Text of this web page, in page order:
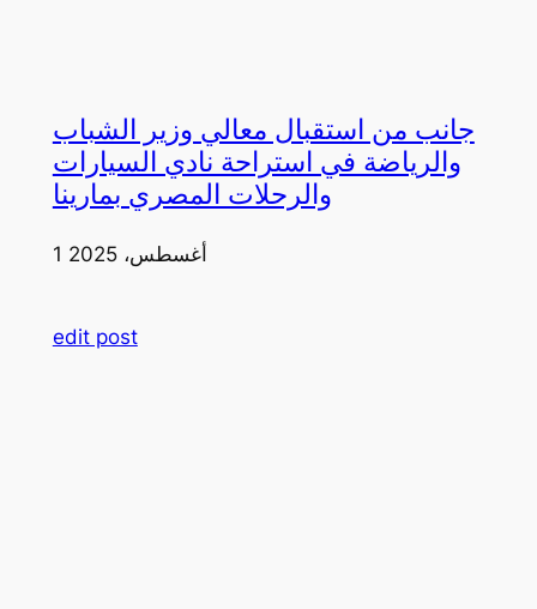
جانب من استقبال معالي وزير الشباب
والرياضة في استراحة نادي السيارات
والرحلات المصري بمارينا
1 أغسطس، 2025
edit post